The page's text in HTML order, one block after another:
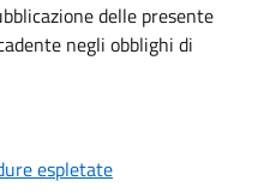
delle presente
negli obblighi di
espletate